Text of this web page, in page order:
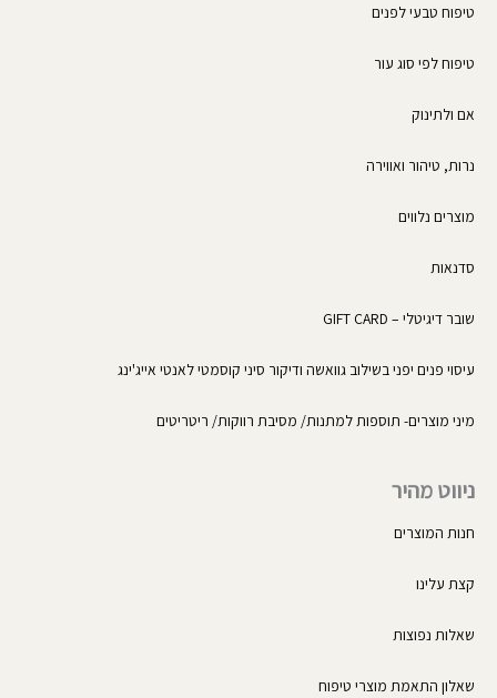
m
טיפוח טבעי לפנים
טיפוח לפי סוג עור
אם ולתינוק
נרות, טיהור ואווירה
מוצרים נלווים
סדנאות
שובר דיגיטלי – GIFT CARD
עיסוי פנים יפני בשילוב גוואשה ודיקור סיני קוסמטי לאנטי אייג'ינג
מיני מוצרים- תוספות למתנות/ מסיבת רווקות/ ריטריטים
ניווט מהיר
חנות המוצרים
קצת עלינו
שאלות נפוצות
שאלון התאמת מוצרי טיפוח